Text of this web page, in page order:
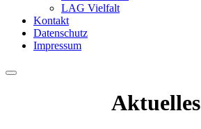
LAG Vielfalt
Kontakt
Datenschutz
Impressum
Aktuelles